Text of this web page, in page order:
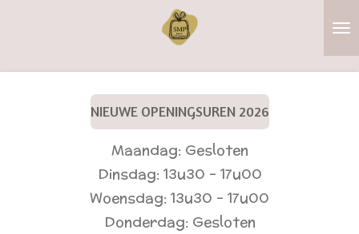
de
NIEUWE OPENINGSUREN 2026
Maandag: Gesloten
Dinsdag: 13u30 - 17u00
Woensdag: 13u30 - 17u00
Donderdag: Gesloten